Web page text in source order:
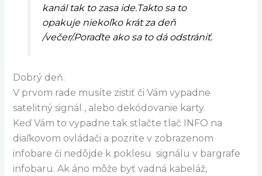
kanál tak to zasa ide.Takto sa to
opakuje niekoľko krát za deň
/večer/.Poraďte ako sa to dá odstrániť.
Dobrý deň.
V prvom rade musíte zistiť či Vám vypadne
satelitný signál , alebo dekódovanie karty.
Keď Vám to vypadne tak stlačte tlač INFO na
diaľkovom ovládači a pozrite v zobrazenom
infobare či nedôjde k poklesu signálu v bargrafe
infobaru. Ak áno môže byť vadná kabeláž,